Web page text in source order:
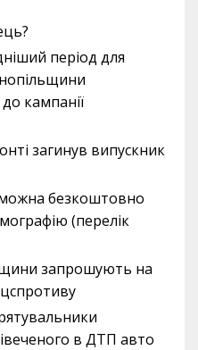
період для
кампанії
загинув випускник
безкоштовно
(перелік
запрошують на
в ДТП авто